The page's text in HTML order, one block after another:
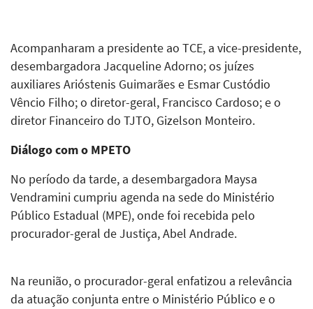
Acompanharam a presidente ao TCE, a vice-presidente,
desembargadora Jacqueline Adorno; os juízes
auxiliares Arióstenis Guimarães e Esmar Custódio
Vêncio Filho; o diretor-geral, Francisco Cardoso; e o
diretor Financeiro do TJTO, Gizelson Monteiro.
Diálogo com o MPETO
No período da tarde, a desembargadora Maysa
Vendramini cumpriu agenda na sede do Ministério
Público Estadual (MPE), onde foi recebida pelo
procurador-geral de Justiça, Abel Andrade.
Na reunião, o procurador-geral enfatizou a relevância
da atuação conjunta entre o Ministério Público e o